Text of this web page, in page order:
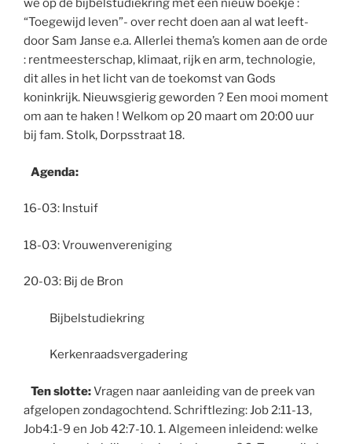
we op de bijbelstudiekring met een nieuw boekje :
“Toegewijd leven”- over recht doen aan al wat leeft-
door Sam Janse e.a. Allerlei thema’s komen aan de orde
: rentmeesterschap, klimaat, rijk en arm, technologie,
dit alles in het licht van de toekomst van Gods
koninkrijk. Nieuwsgierig geworden ? Een mooi moment
om aan te haken ! Welkom op 20 maart om 20:00 uur
bij fam. Stolk, Dorpsstraat 18.
Agenda:
16-03: Instuif
18-03: Vrouwenvereniging
20-03: Bij de Bron
Bijbelstudiekring
Kerkenraadsvergadering
Ten slotte:Vragen naar aanleiding van de preek van
afgelopen zondagochtend. Schriftlezing: Job 2:11-13,
Job4:1-9 en Job 42:7-10. 1. Algemeen inleidend: welke